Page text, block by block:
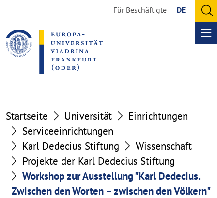
the
content
section
the
footer
section
Für Beschäftigte DE
Startseite Universität
Einrichtungen
Serviceeinrichtungen
Karl Dedecius Stiftung
Wissenschaft
Projekte der Karl Dedecius Stiftung
Workshop zur Ausstellung "Karl Dedecius.
Zwischen den Worten – zwischen den Völkern"